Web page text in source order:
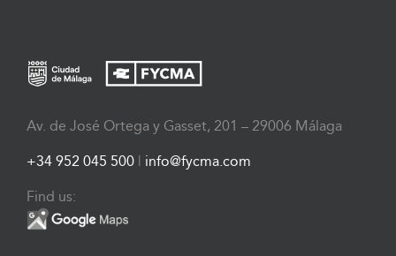
Av. de José Ortega y Gasset, 201 – 29006 Málaga
+34 952 045 500 | info@fycma.com
Find us: